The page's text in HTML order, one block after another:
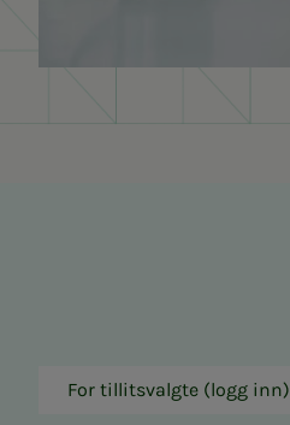
For tillitsvalgte (logg inn)